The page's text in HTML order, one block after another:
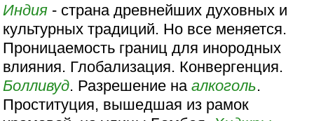
Индия - страна древнейших духовных и
культурных традиций. Но все меняется.
Проницаемость границ для инородных
влияния. Глобализация. Конвергенция.
Болливуд. Разрешение наалкоголь.
Проституция, вышедшая из рамок